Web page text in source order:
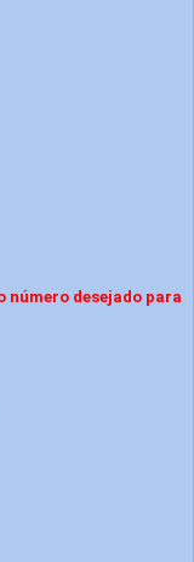
número desejado para